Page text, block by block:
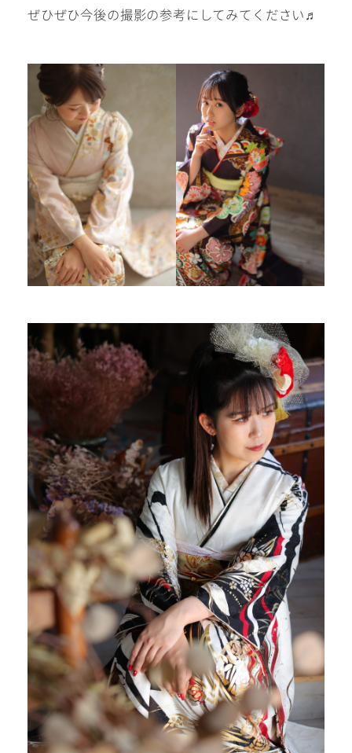
#衣裳メニュー
collection
kimono
#サイトマップ
トップページ
ホワイトベルについて
撮影メニュー
撮影の流れ
キッズ衣裳
ウェディング衣裳
キッズ商品
成人･卒業記念商品
ウェディング商品
アクセス・スタジオ紹介
よくあるご質問
新着情報
コラム
WEB予約･問合せ
会社概要
サイトマップ
プライバシーポリシー
ぜひぜひ今後の撮影の参考にしてみてください♬